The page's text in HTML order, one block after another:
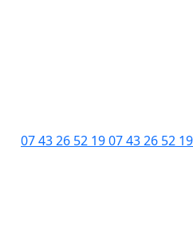
07 43 26 52 1907 43 26 52 19